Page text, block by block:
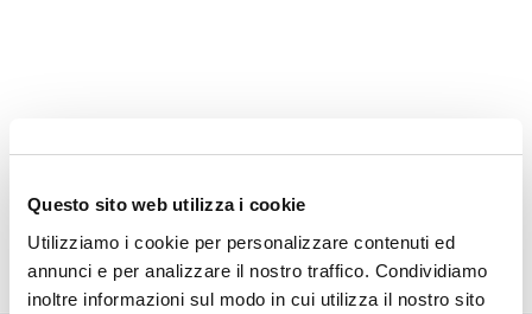
Questo sito web utilizza i cookie
Utilizziamo i cookie per personalizzare contenuti ed
annunci e per analizzare il nostro traffico. Condividiamo
inoltre informazioni sul modo in cui utilizza il nostro sito
Hai bisogno di
informazioni?
Trova l'Agenzia più vicina a te e parla con